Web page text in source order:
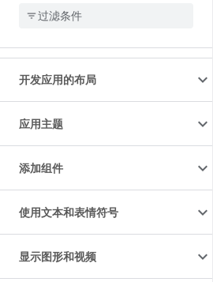
开发应用的布局
应用主题
添加组件
使用文本和表情符号
显示图形和视频